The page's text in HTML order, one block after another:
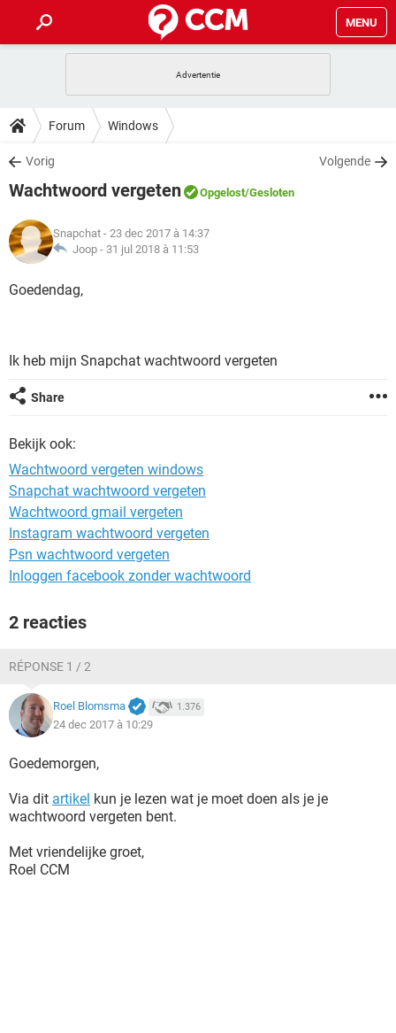
MENU
INSTAGRAM
NETFLIX
GRATIS SNAPCHAT
TIKTOK
HOW-TO
VIDEOBELLEN
GRATIS
TIKTOK
DOWNLOADS
VIDEOBELLEN GAMES
INSTAGRAM
NETFLIX
GRATIS
VIDEOBELLEN
INSTAGRAM
NETFLIX
TIKTOK
ARTIKELEN
VIDEOBELLEN
SNAPCHAT
TIKTOK
Forum Windows
Vorig Volgende
Wachtwoord vergeten Opgelost/Gesloten
Snapchat - 23 dec 2017 à 14:37
Joop - 31 jul 2018 à 11:53
Goedendag,
Ik heb mijn Snapchat wachtwoord vergeten
Share
Bekijk ook:
Wachtwoord vergeten windows
Snapchat wachtwoord vergeten
Wachtwoord gmail vergeten
Instagram wachtwoord vergeten
Psn wachtwoord vergeten
Inloggen facebook zonder wachtwoord
2 reacties
RÉPONSE 1 / 2
Roel Blomsma 1.376
24 dec 2017 à 10:29
Goedemorgen,
Via dit artikel kun je lezen wat je moet doen als je je
wachtwoord vergeten bent.
Met vriendelijke groet,
Roel CCM